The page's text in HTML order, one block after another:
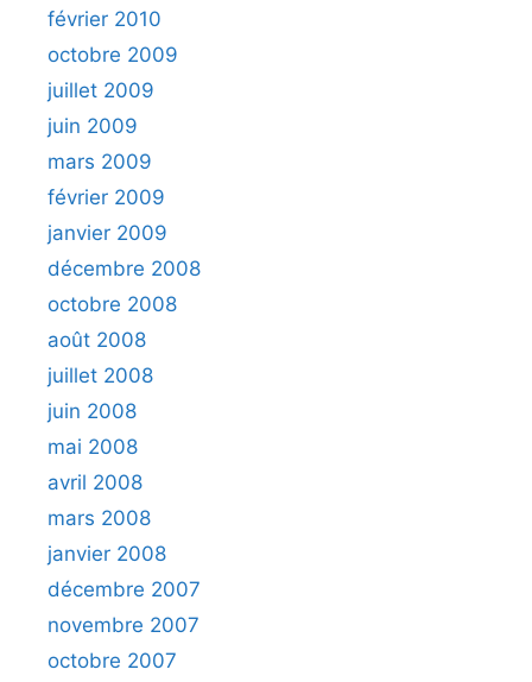
février 2010
octobre 2009
juillet 2009
juin 2009
mars 2009
février 2009
janvier 2009
décembre 2008
octobre 2008
août 2008
juillet 2008
juin 2008
mai 2008
avril 2008
mars 2008
janvier 2008
décembre 2007
novembre 2007
octobre 2007